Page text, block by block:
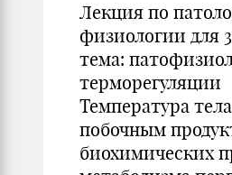
Лекция по
физиологии для
тема:
терморегуляции
Температура
побочным
биохимических